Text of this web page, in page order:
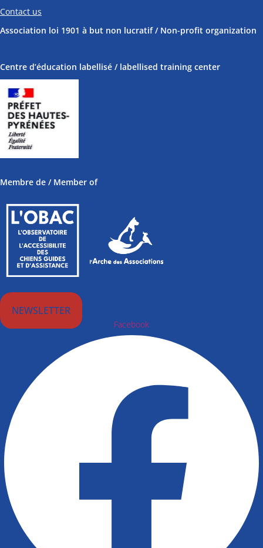
Contact us
Association loi 1901 à but non lucratif / Non-profit organization
Centre d’éducation labellisé / labellised training center
Membre de / Member of
NEWSLETTER
Facebook